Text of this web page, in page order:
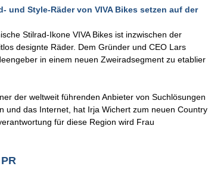
und Style-Räder von VIVA Bikes setzen auf der
Stilrad-Ikone VIVA Bikes ist inzwischen der
designte Räder. Dem Gründer und CEO Lars
in einem neuen Zweiradsegment zu etablier
der weltweit führenden Anbieter von Suchlösungen
und das Internet, hat Irja Wichert zum neuen Country
für diese Region wird Frau